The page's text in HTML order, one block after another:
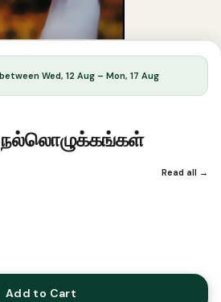
Wed, 12 Aug – Mon, 17 Aug
நல்லொழுக்கங்கள்
Read all →
Add to Cart